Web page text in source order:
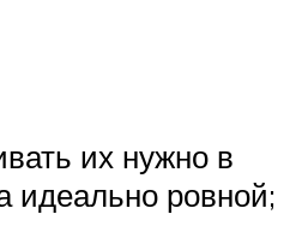
их нужно в
идеально ровной;